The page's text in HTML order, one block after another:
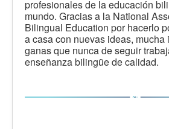
profesionales de la educación
mundo. Gracias a la National
Bilingual Education por hacerlo
a casa con nuevas ideas,
ganas que nunca de seguir
enseñanza bilingüe de calidad.